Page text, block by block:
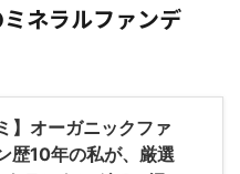
ネラルファンデ
】オーガニックファ
歴10年の私が、厳選